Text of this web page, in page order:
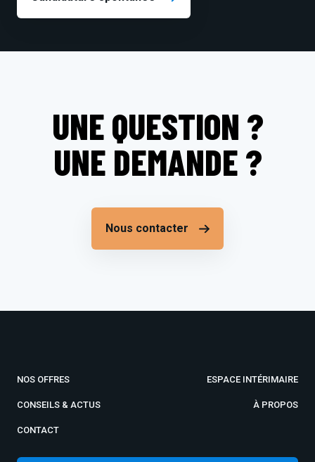
UNE QUESTION ?
UNE DEMANDE ?
Nous contacter
NOS OFFRES ESPACE INTÉRIMAIRE
CONSEILS & ACTUS À PROPOS
CONTACT